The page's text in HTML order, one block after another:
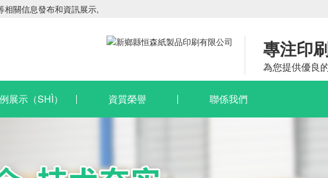
相關信息發布和資訊展示,
專注印
為您提供優良
展示（SHÌ） 資質榮譽 聯係我們